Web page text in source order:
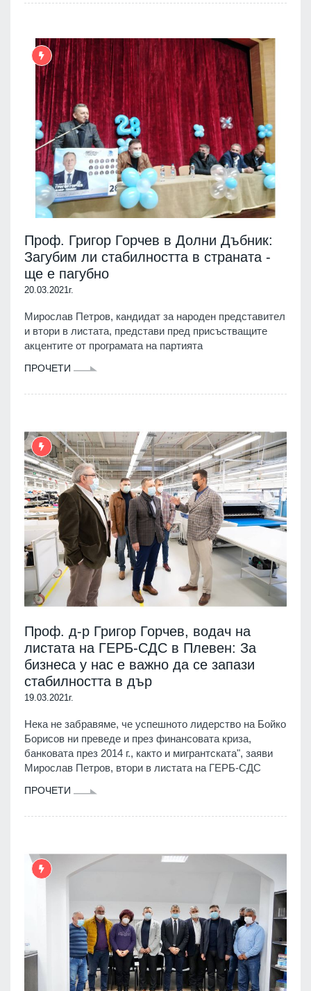
Проф. Григор Горчев в Долни Дъбник:
Загубим ли стабилността в страната -
ще е пагубно
20.03.2021г.
Мирослав Петров, кандидат за народен представител
и втори в листата, представи пред присъстващите
акцентите от програмата на партията
ПРОЧЕТИ
Проф. д-р Григор Горчев, водач на
листата на ГЕРБ-СДС в Плевен: За
бизнеса у нас е важно да се запази
стабилността в дър
19.03.2021г.
Нека не забравяме, че успешното лидерство на Бойко
Борисов ни преведе и през финансовата криза,
банковата през 2014 г., както и мигрантската", заяви
Мирослав Петров, втори в листата на ГЕРБ-СДС
ПРОЧЕТИ